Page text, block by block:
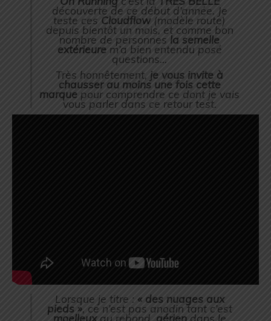
découverte de ce début d’année. Je
teste ces Cloudflow (modèle route)
depuis bientôt un mois, et comme bon
nombre de personnes la semelle
extérieurem’a bien entendu posé
questions…
Très honnêtement, je vous invite à
chausser au moins une fois cette
marque pour comprendre ce dont je vais
vous parler dans ce retour test.
Lorsque je titre : « des nuages aux
pieds », ce n’est pas anodin tant c’est
moelleuxau rebond, aériendans le